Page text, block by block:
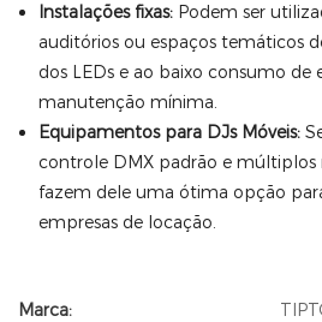
Instalações fixas:Podem ser
auditórios ou espaços temáticos
dos LEDs e ao baixo consumo de
manutenção mínima.
Equipamentos para DJs Móveis:
controle DMX padrão e múltiplos
fazem dele uma ótima opção
empresas de locação.
Marca: